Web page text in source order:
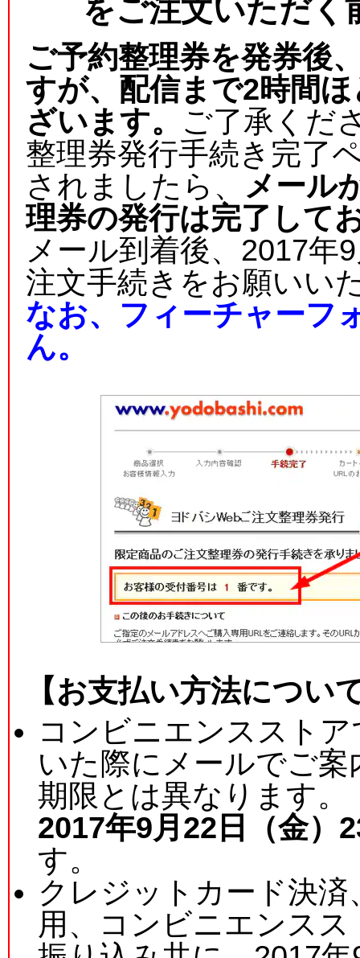
をご注文いただく
ご予約整理券を発券後
すが、配信まで2時間
ざいます。 ご了承くだ
整理券発行手続き完了
されましたら、 メール
理券の発行は完了して
メール到着後、2017年
注文手続きをお願いい
なお、フィーチャーフ
ん。
【お支払い方法につい
コンビニエンススト
いた際にメールでご
期限とは異なります。
2017年9月22日（金）
す。
クレジットカード決
用、コンビニエンス